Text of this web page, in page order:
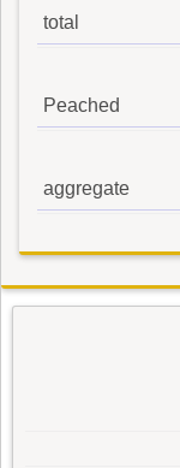
total
Peached
aggregate